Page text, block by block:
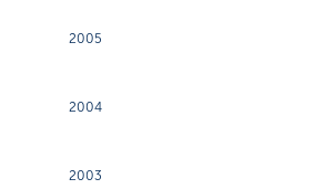
2005
2004
2003